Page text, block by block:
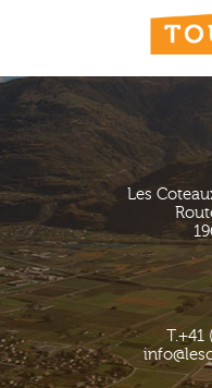
Les
T.+41